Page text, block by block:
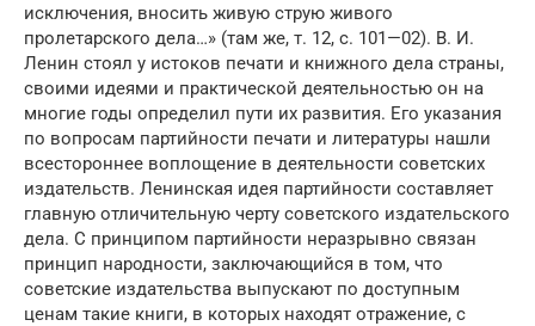
исключения, вносить живую струю живого
пролетарского дела…» (там же, т. 12, с. 101—02). В. И.
Ленин стоял у истоков печати и книжного дела страны,
своими идеями и практической деятельностью он на
многие годы определил пути их развития. Его указания
по вопросам партийности печати и литературы нашли
всестороннее воплощение в деятельности советских
издательств. Ленинская идея партийности составляет
главную отличительную черту советского издательского
дела. С принципом партийности неразрывно связан
принцип народности, заключающийся в том, что
советские издательства выпускают по доступным
ценам такие книги, в которых находят отражение, с